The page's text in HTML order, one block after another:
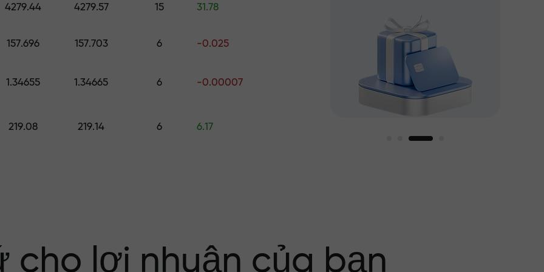
rủi ro — chúng tôi
của bạn
trên thị trường
4279.44 4279.57 15 31.78
157.696 157.703 6 -0.025
1.34655 1.34665 6 -0.00007
219.08 219.14 6 6.17
cho lợi nhuận của bạn